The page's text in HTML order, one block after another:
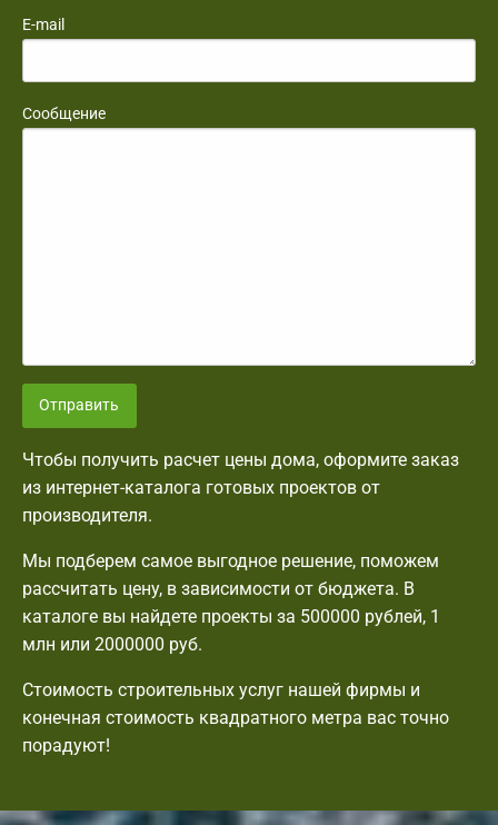
E-mail
Сообщение
Отправить
Чтобы получить расчет цены дома, оформите заказ
из интернет-каталога готовых проектов от
производителя.
Мы подберем самое выгодное решение, поможем
рассчитать цену, в зависимости от бюджета. В
каталоге вы найдете проекты за 500000 рублей, 1
млн или 2000000 руб.
Стоимость строительных услуг нашей фирмы и
конечная стоимость квадратного метра вас точно
порадуют!